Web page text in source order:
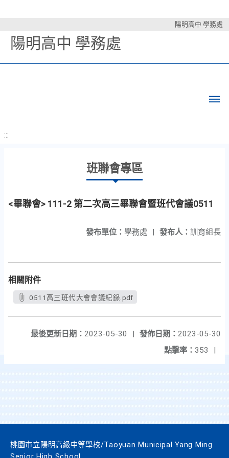
陽明高中 學務處
陽明高中 學務處
:::
班聯會專區
<畢聯會> 111-2 第二次高三畢聯會暨班代會議0511
發布人： 訓育組長
發布單位： 學務處 |
相關附件
0511高三班代大會會議紀錄.pdf
發佈日期： 2023-05-30
最後更新日期： 2023-05-30
|
點擊率： 353 |
桃園市立陽明高級中等學校/Taoyuan Municipal Yang Ming